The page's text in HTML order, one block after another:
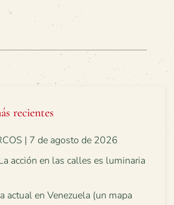
recientes
| 7 de agosto de 2026
acción en las calles es luminaria
actual en Venezuela (un mapa